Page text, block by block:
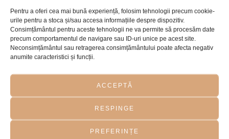
Pentru a oferi cea mai bună experiență, folosim tehnologii precum cookie-
urile pentru a stoca și/sau accesa informațiile despre dispozitiv.
Consimțământul pentru aceste tehnologii ne va permite să procesăm date
precum comportamentul de navigare sau ID-uri unice pe acest site.
Neconsimțământul sau retragerea consimțământului poate afecta negativ
anumite caracteristici și funcții.
ACCEPTĂ
RESPINGE
PREFERINȚE
directă și capacitatea de a găsi soluții adaptate fiecărui caz în
parte. Dr. Cheaito Bassim crede că fiecare intervenție,
indiferent de complexitate, merită aceeași rigoare și implicare.
EDUCAȚIE ȘI FORMARE
PROFESIONALĂ
Formare profesională
Universitatea de Medicină și
Farmacie Gr. T. Popa - Iași
Rezidențiat
Spitalul Clinic Sf. Spiridon, Iași
– Chirurgie Plastică